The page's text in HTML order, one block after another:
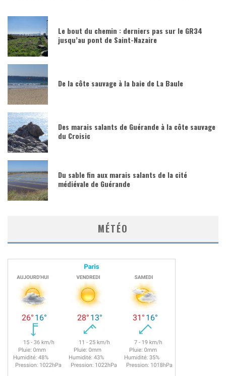
Le bout du chemin : derniers pas sur le GR34
jusqu’au pont de Saint-Nazaire
De la côte sauvage à la baie de La Baule
Des marais salants de Guérande à la côte sauvage
du Croisic
Du sable fin aux marais salants de la cité
médiévale de Guérande
MÉTÉO